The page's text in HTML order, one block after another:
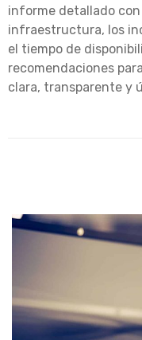
informe detallado
infraestructura, los
el tiempo de
recomendaciones
clara, transparente y